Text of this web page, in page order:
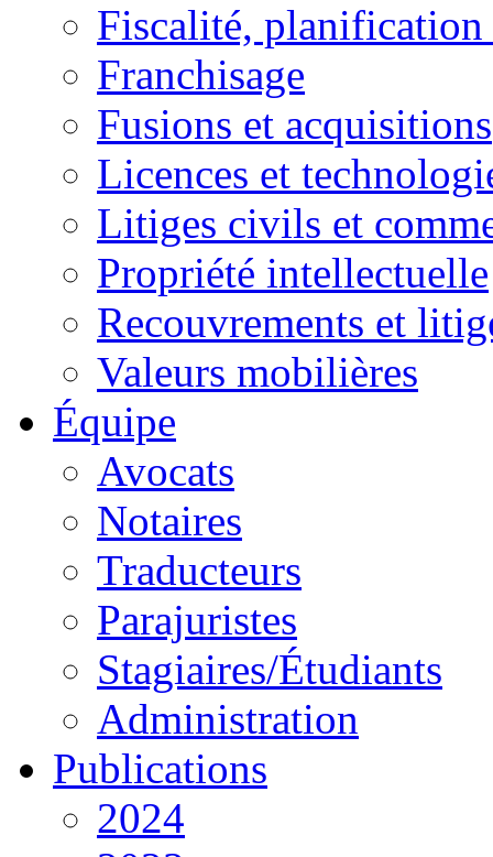
Fiscalité, planification
Franchisage
Fusions et acquisitions
Licences et
Litiges civils et
Propriété intellectuelle
Recouvrements et
Valeurs mobilières
Équipe
Avocats
Notaires
Traducteurs
Parajuristes
Stagiaires/Étudiants
Administration
Publications
2024